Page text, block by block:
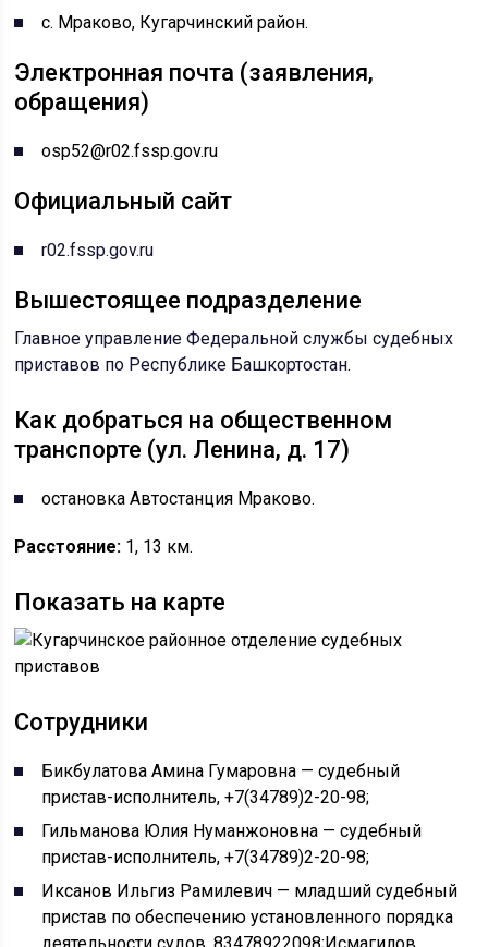
с. Мраково, Кугарчинский район.
Электронная почта (заявления,
обращения)
osp52@r02.fssp.gov.ru
Официальный сайт
r02.fssp.gov.ru
Вышестоящее подразделение
Главное управление Федеральной службы судебных
приставов по Республике Башкортостан.
Как добраться на общественном
транспорте (ул. Ленина, д. 17)
остановка Автостанция Мраково.
Расстояние: 1, 13 км.
Показать на карте
Сотрудники
Бикбулатова Амина Гумаровна — судебный
пристав-исполнитель, +7(34789)2-20-98;
Гильманова Юлия Нуманжоновна — судебный
пристав-исполнитель, +7(34789)2-20-98;
Иксанов Ильгиз Рамилевич — младший судебный
пристав по обеспечению установленного порядка